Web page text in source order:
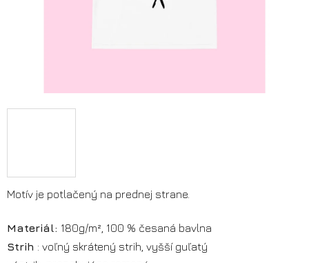
Motív je potlačený na prednej strane.
Materiál: 180g/m², 100 % česaná bavlna
Strih : voľný skrátený strih, vyšší guľatý